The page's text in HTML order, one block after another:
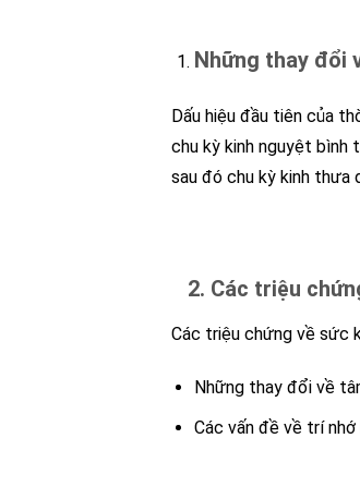
Những thay đổi
Dấu hiệu đầu tiên của
chu kỳ kinh nguyệt bình
sau đó chu kỳ kinh thưa
2. Các triệu
Các triệu chứng về sức
Những thay đổi về
Các vấn đề về trí